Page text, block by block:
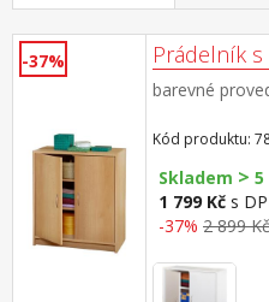
-37% Prádelník
barevné
Kód produktu:
Skladem > 5
1 799 Kč s
-37% 2 899